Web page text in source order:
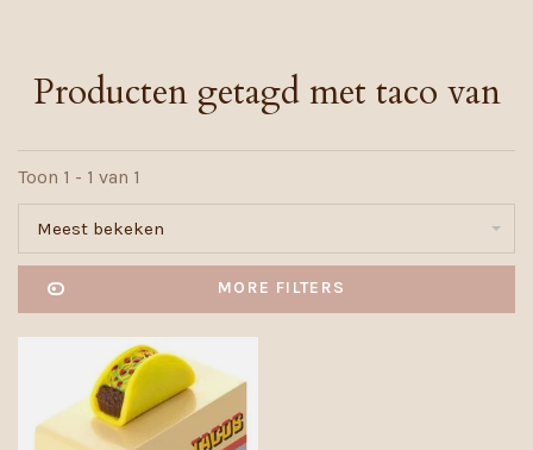
Producten getagd met taco van
Toon 1 - 1 van 1
Meest bekeken
MORE FILTERS